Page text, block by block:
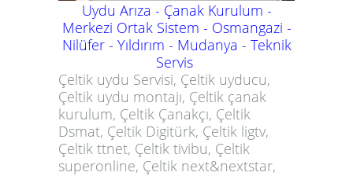
Uydu Arıza - Çanak Kurulum -
Merkezi Ortak Sistem - Osmangazi -
Nilüfer - Yıldırım - Mudanya - Teknik
Servis
Çeltik uydu Servisi, Çeltik uyducu,
Çeltik uydu montajı, Çeltik çanak
kurulum, Çeltik Çanakçı, Çeltik
Dsmat, Çeltik Digitürk, Çeltik ligtv,
Çeltik ttnet, Çeltik tivibu, Çeltik
superonline, Çeltik next&nextstar,